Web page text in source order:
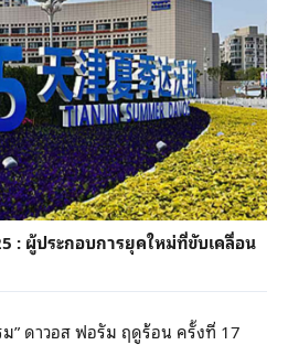
: ผู้ประกอบการยุคใหม่ที่ขับเคลื่อน
” ดาวอส ฟอรัม ฤดูร้อน ครั้งที่ 17